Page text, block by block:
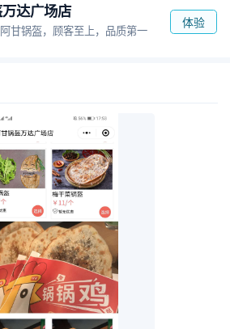
达广场店
甘锅盔，顾客至上，品质第一
体验